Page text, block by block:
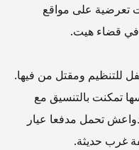
تعرضية على مواقع
في قضاء هيت.
للتنظيم ومقتل من فيها.
تمكنت بالتنسيق مع
تحمل مدفعا عيار
غرب حديثة.